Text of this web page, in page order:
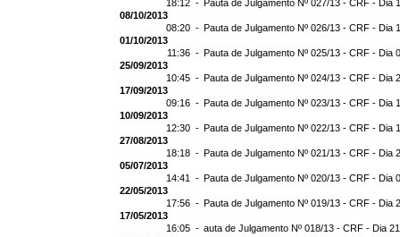
18:12 - Pauta de Julgamento Nº 027/13 - CRF - Dia
08/10/2013
08:20 - Pauta de Julgamento Nº 026/13 - CRF - Dia
01/10/2013
11:36 - Pauta de Julgamento Nº 025/13 - CRF - Dia
25/09/2013
10:45 - Pauta de Julgamento Nº 024/13 - CRF - Dia
17/09/2013
09:16 - Pauta de Julgamento Nº 023/13 - CRF - Dia
10/09/2013
12:30 - Pauta de Julgamento Nº 022/13 - CRF - Dia
27/08/2013
18:18 - Pauta de Julgamento Nº 021/13 - CRF - Dia
05/07/2013
14:41 - Pauta de Julgamento Nº 020/13 - CRF - Dia
22/05/2013
17:56 - Pauta de Julgamento Nº 019/13 - CRF - Dia
17/05/2013
16:05 - auta de Julgamento Nº 018/13 - CRF - Dia